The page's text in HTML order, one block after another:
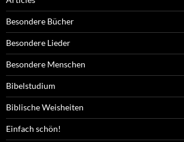
Besondere Bücher
Besondere Lieder
Besondere Menschen
Bibelstudium
Biblische Weisheiten
Einfach schön!